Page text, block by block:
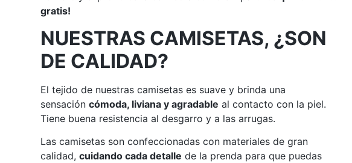
gratis!
NUESTRAS CAMISETAS, ¿SON
DE CALIDAD?
El tejido de nuestras camisetas es suave y brinda una
sensacióncómoda, liviana y agradable al contacto con la piel.
Tiene buena resistencia al desgarro y a las arrugas.
Las camisetas son confeccionadas con materiales de gran
calidad,cuidando cada detalle de la prenda para que puedas